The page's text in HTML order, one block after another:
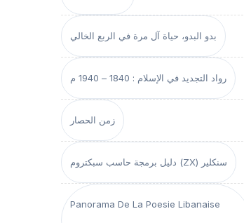
بدو البدو، حياة آل مرة في الربع الخالي
رواد التجديد في الإسلام : 1840 – 1940 م
زمن الحصار
دليل برمجة حاسب سبكتروم (ZX) سنكلير
Panorama De La Poesie Libanaise